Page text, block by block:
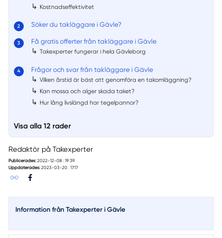
↳ Kostnadseffektivitet
Söker du takläggare i Gävle?
Få gratis offerter från takläggare i Gävle
↳ Takexperter fungerar i hela Gävleborg
Frågor och svar från takläggare i Gävle
↳ Vilken årstid är bäst att genomföra en takomläggning?
↳ Kan mossa och alger skada taket?
↳ Hur lång livslängd har tegelpannor?
Visa alla 12 rader
Redaktör på Takexperter
Publicerades: 2022-12-08 : 19:39
Uppdaterades: 2023-03-20 : 17:17
Information från Takexperter i Gävle